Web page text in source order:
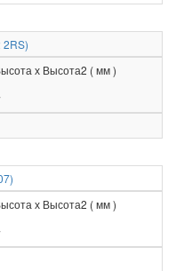
2RS)
х Высота2 ( мм )
х Высота2 ( мм )